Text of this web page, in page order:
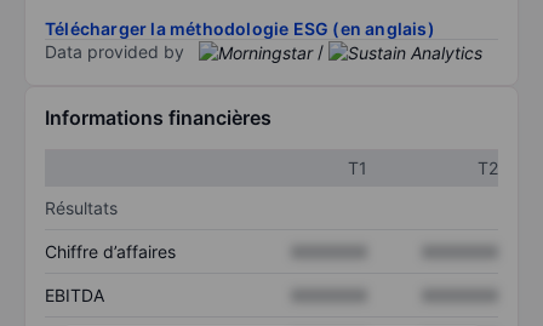
Télécharger la méthodologie ESG (en anglais)
Data provided by
/
Informations financières
T1
T2
Résultats
Chiffre d’affaires
EBITDA